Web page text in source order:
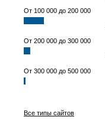
От 100 000 до 200 000
От 200 000 до 300 000
От 300 000 до 500 000
Все типы сайтов